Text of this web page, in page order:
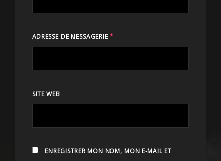
ADRESSE DE MESSAGERIE *
SITE WEB
ENREGISTRER MON NOM, MON E-MAIL ET